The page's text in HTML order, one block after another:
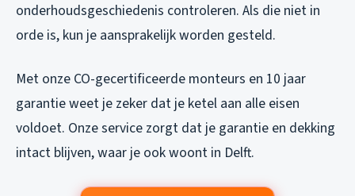
onderhoudsgeschiedenis controleren. Als die niet in
orde is, kun je aansprakelijk worden gesteld.
Met onze CO-gecertificeerde monteurs en 10 jaar
garantie weet je zeker dat je ketel aan alle eisen
voldoet. Onze service zorgt dat je garantie en dekking
intact blijven, waar je ook woont in Delft.